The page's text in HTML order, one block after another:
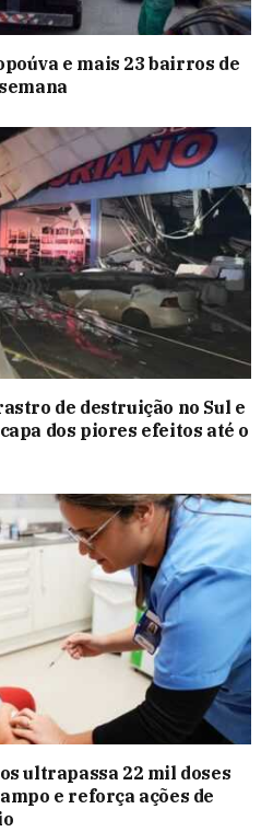
e mais 23 bairros de
de destruição no Sul e
dos piores efeitos até o
ultrapassa 22 mil doses
e reforça ações de